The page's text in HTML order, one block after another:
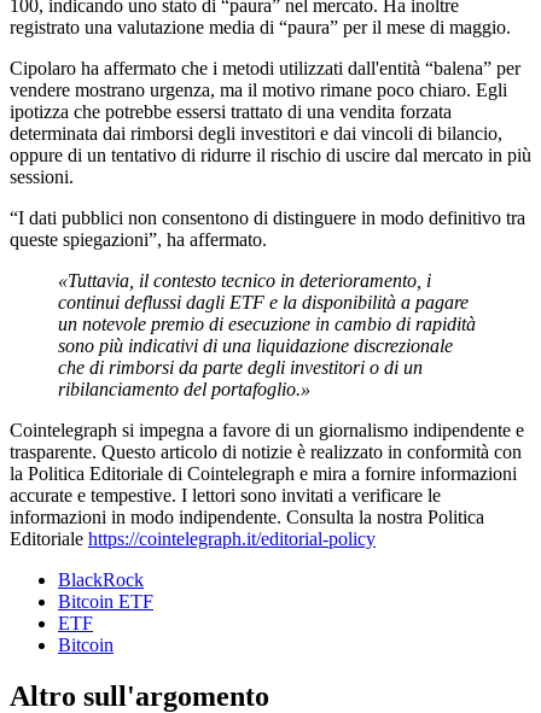
100, indicando uno stato di “paura” nel mercato. Ha inoltre
registrato una valutazione media di “paura” per il mese di maggio.
Cipolaro ha affermato che i metodi utilizzati dall'entità “balena” per
vendere mostrano urgenza, ma il motivo rimane poco chiaro. Egli
ipotizza che potrebbe essersi trattato di una vendita forzata
determinata dai rimborsi degli investitori e dai vincoli di bilancio,
oppure di un tentativo di ridurre il rischio di uscire dal mercato in più
sessioni.
“I dati pubblici non consentono di distinguere in modo definitivo tra
queste spiegazioni”, ha affermato.
«Tuttavia, il contesto tecnico in deterioramento, i
continui deflussi dagli ETF e la disponibilità a pagare
un notevole premio di esecuzione in cambio di rapidità
sono più indicativi di una liquidazione discrezionale
che di rimborsi da parte degli investitori o di un
ribilanciamento del portafoglio.»
Cointelegraph si impegna a favore di un giornalismo indipendente e
trasparente. Questo articolo di notizie è realizzato in conformità con
la Politica Editoriale di Cointelegraph e mira a fornire informazioni
accurate e tempestive. I lettori sono invitati a verificare le
informazioni in modo indipendente. Consulta la nostra Politica
Editoriale https://cointelegraph.it/editorial-policy
BlackRock
Bitcoin ETF
ETF
Bitcoin
Altro sull'argomento